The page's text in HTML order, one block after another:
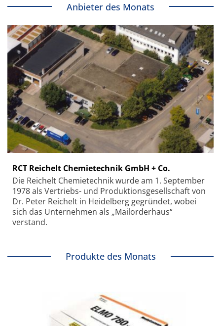
Anbieter des Monats
RCT Reichelt Chemietechnik GmbH + Co.
Die Reichelt Chemietechnik wurde am 1. September
1978 als Vertriebs- und Produktionsgesellschaft von
Dr. Peter Reichelt in Heidelberg gegründet, wobei
sich das Unternehmen als „Mailorderhaus“
verstand.
Produkte des Monats